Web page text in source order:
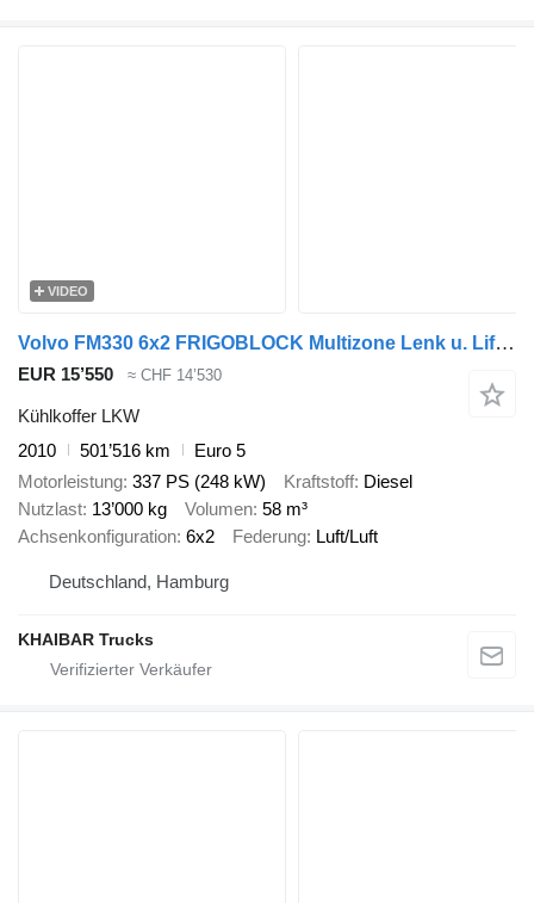
VIDEO
Volvo FM330 6x2 FRIGOBLOCK Multizone Lenk u. Liftachse
EUR 15’550 ≈ CHF 14’530
Kühlkoffer LKW
2010
501’516 km
Euro 5
Motorleistung 337 PS (248 kW) Kraftstoff Diesel
Nutzlast 13’000 kg Volumen 58 m³
Achsenkonfiguration 6x2 Federung Luft/Luft
Deutschland, Hamburg
KHAIBAR Trucks